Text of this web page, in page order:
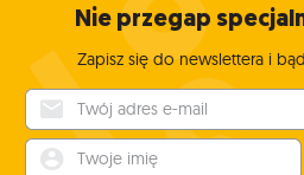
Nie przegap
Zapisz się do newslettera i